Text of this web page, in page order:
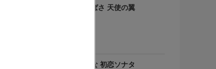
羽川つばさ 天使の翼
秋田そな 初恋ソナタ